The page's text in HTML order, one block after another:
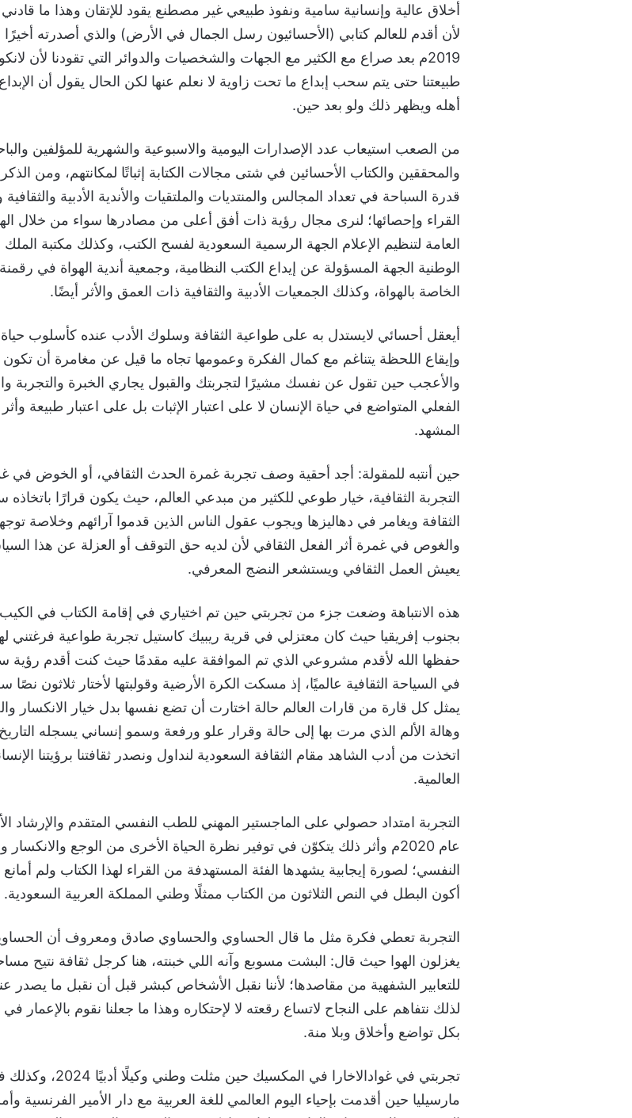
أخلاق عالية وإنسانية سامية ونفوذ طبيعي غير مصطنع يقود للإتقان وهذا ما قادني
لأن أقدم للعالم كتابي (الأحسائيون رسل الجمال في الأرض) والذي أصدرته
2019م بعد صراع مع الكثير مع الجهات والشخصيات والدوائر التي تقودنا لأن
طبيعتنا حتى يتم سحب إبداع ما تحت زاوية لا نعلم عنها لكن الحال يقول أن
أهله ويظهر ذلك ولو بعد حين.
من الصعب استيعاب عدد الإصدارات اليومية والاسبوعية والشهرية للمؤلفين
والمحققين والكتاب الأحسائين في شتى مجالات الكتابة إثباتًا لمكانتهم، ومن الذكر
قدرة السباحة في تعداد المجالس والمنتديات والملتقيات والأندية الأدبية والثقافية
القراء وإحصائها؛ لنرى مجال رؤية ذات أفق أعلى من مصادرها سواء من خلال
العامة لتنظيم الإعلام الجهة الرسمية السعودية لفسح الكتب، وكذلك مكتبة الملك
الوطنية الجهة المسؤولة عن إيداع الكتب النظامية، وجمعية أندية الهواة في رقمنة
الخاصة بالهواة، وكذلك الجمعيات الأدبية والثقافية ذات العمق والأثر أيضًا.
أيعقل أحسائي لايستدل به على طواعية الثقافة وسلوك الأدب عنده كأسلوب
وإيقاع اللحظة يتناغم مع كمال الفكرة وعمومها تجاه ما قيل عن مغامرة أن
والأعجب حين تقول عن نفسك مشيرًا لتجربتك والقبول يجاري الخبرة والتجربة
الفعلي المتواضع في حياة الإنسان لا على اعتبار الإثبات بل على اعتبار طبيعة وأثر
المشهد.
حين أنتبه للمقولة: أجد أحقية وصف تجربة غمرة الحدث الثقافي، أو الخوض في
التجربة الثقافية، خيار طوعي للكثير من مبدعي العالم، حيث يكون قرارًا باتخاذه
الثقافة ويغامر في دهاليزها ويجوب عقول الناس الذين قدموا آرائهم وخلاصة
والغوص في غمرة أثر الفعل الثقافي لأن لديه حق التوقف أو العزلة عن هذا
يعيش العمل الثقافي ويستشعر النضج المعرفي.
هذه الانتباهة وضعت جزء من تجربتي حين تم اختياري في إقامة الكتاب في
بجنوب إفريقيا حيث كان معتزلي في قرية ريبيك كاستيل تجربة طواعية فرغتني
حفظها الله لأقدم مشروعي الذي تم الموافقة عليه مقدمًا حيث كنت أقدم رؤية
في السياحة الثقافية عالميًا، إذ مسكت الكرة الأرضية وقولبتها لأختار ثلاثون نصًا
يمثل كل قارة من قارات العالم حالة اختارت أن تضع نفسها بدل خيار الانكسار
وهالة الألم الذي مرت بها إلى حالة وقرار علو ورفعة وسمو إنساني يسجله
اتخذت من أدب الشاهد مقام الثقافة السعودية لنداول ونصدر ثقافتنا برؤيتنا
العالمية.
التجربة امتداد حصولي على الماجستير المهني للطب النفسي المتقدم والإرشاد
عام 2020م وأثر ذلك يتكوّن في توفير نظرة الحياة الأخرى من الوجع
النفسي؛ لصورة إيجابية يشهدها الفئة المستهدفة من القراء لهذا الكتاب ولم أمانع
أكون البطل في النص الثلاثون من الكتاب ممثلًا وطني المملكة العربية السعودية.
التجربة تعطي فكرة مثل ما قال الحساوي والحساوي صادق ومعروف أن
يغزلون الهوا حيث قال: البشت مسوبع وآنه اللي خبنته، هنا كرجل ثقافة نتيح
للتعابير الشفهية من مقاصدها؛ لأننا نقبل الأشخاص كبشر قبل أن نقبل ما يصدر
لذلك نتفاهم على النجاح لاتساع رقعته لا لإحتكاره وهذا ما جعلنا نقوم بالإعمار
بكل تواضع وأخلاق وبلا منة.
تجربتي في غوادالاخارا في المكسيك حين مثلت وطني وكيلًا
مارسيليا حين أقدمت بإحياء اليوم العالمي للغة العربية مع دار الأمير الفرنسية